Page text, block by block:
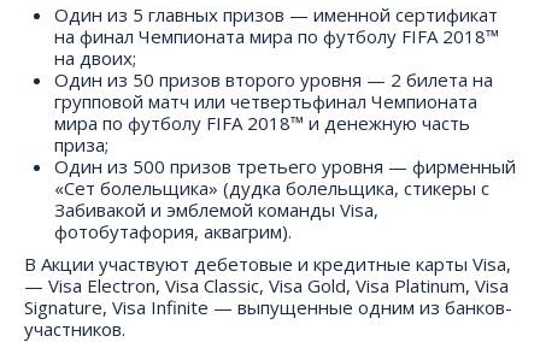
Один из 5 главных призов — именной сертификат
на финал Чемпионата мира по футболу FIFA 2018™
на двоих;
Один из 50 призов второго уровня — 2 билета на
групповой матч или четвертьфинал Чемпионата
мира по футболу FIFA 2018™ и денежную часть
приза;
Один из 500 призов третьего уровня — фирменный
«Сет болельщика» (дудка болельщика, стикеры с
Забивакой и эмблемой команды Visa,
фотобутафория, аквагрим).
В Акции участвуют дебетовые и кредитные карты Visa,
— Visa Electron, Visa Classic, Visa Gold, Visa Platinum, Visa
Signature, Visa Infinite — выпущенные одним из банков-
участников.